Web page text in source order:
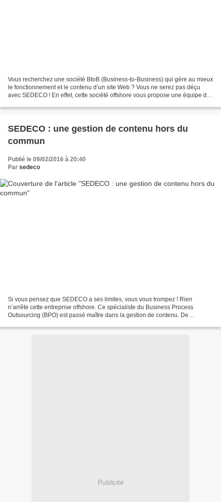
Vous recherchez une société BtoB (Business-to-Business) qui gère au mieux
le fonctionnement et le contenu d’un site Web ? Vous ne serez pas déçu
avec SEDECO ! En effet, cette société offshore vous propose une équipe de
SEDECO : une gestion de contenu hors du
commun
Publié le 09/02/2016 à 20:40
Par sedeco
Si vous pensez que SEDECO a ses limites, vous vous trompez ! Rien
n’arrête cette entreprise offshore. Ce spécialiste du Business Process
Outsourcing (BPO) est passé maître dans la gestion de contenu. De
Publicité